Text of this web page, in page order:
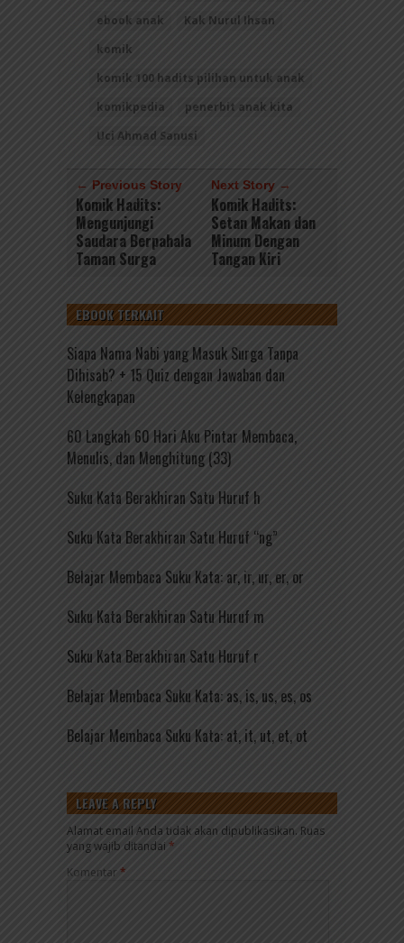
ebook anak
Kak Nurul Ihsan
komik
komik 100 hadits pilihan untuk anak
komikpedia
penerbit anak kita
Uci Ahmad Sanusi
← Previous Story
Komik Hadits:
Mengunjungi
Saudara Berpahala
Taman Surga
Next Story →
Komik Hadits:
Setan Makan dan
Minum Dengan
Tangan Kiri
EBOOK TERKAIT
Siapa Nama Nabi yang Masuk Surga Tanpa
Dihisab? + 15 Quiz dengan Jawaban dan
Kelengkapan
60 Langkah 60 Hari Aku Pintar Membaca,
Menulis, dan Menghitung (33)
Suku Kata Berakhiran Satu Huruf h
Suku Kata Berakhiran Satu Huruf “ng”
Belajar Membaca Suku Kata: ar, ir, ur, er, or
Suku Kata Berakhiran Satu Huruf m
Suku Kata Berakhiran Satu Huruf r
Belajar Membaca Suku Kata: as, is, us, es, os
Belajar Membaca Suku Kata: at, it, ut, et, ot
LEAVE A REPLY
Alamat email Anda tidak akan dipublikasikan. Ruas
yang wajib ditandai *
Komentar *